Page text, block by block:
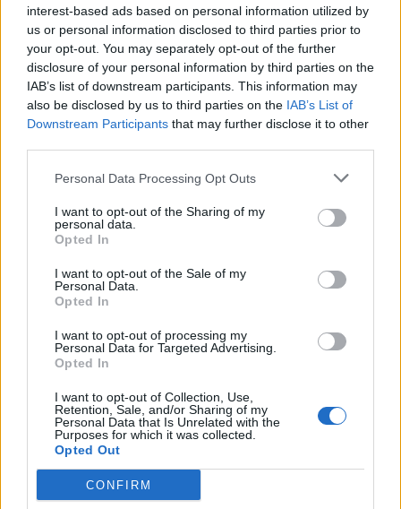
interest-based ads based on personal information utilized by
us or personal information disclosed to third parties prior to
your opt-out. You may separately opt-out of the further
disclosure of your personal information by third parties on the
IAB’s list of downstream participants. This information may
also be disclosed by us to third parties on the IAB’s List of
Downstream Participants that may further disclose it to other
Personal Data Processing Opt Outs
I want to opt-out of the Sharing of my
personal data.
Opted In
I want to opt-out of the Sale of my
Personal Data.
Opted In
I want to opt-out of processing my
Personal Data for Targeted Advertising.
Opted In
I want to opt-out of Collection, Use,
Retention, Sale, and/or Sharing of my
Personal Data that Is Unrelated with the
Purposes for which it was collected.
Opted Out
CONFIRM
Σελιδοποίηση
Προηγούμενη σελίδα
Current page
1 Next page
Ροή ειδήσεων
09:00
ΗΠΑ: Ένας νεκρός από τις πυρκαγιές στην Καλιφόρνια
09:00
Η νέα εποχή της επιχειρηματικής χρηματοδότησης και η
08:54
μαέστρο, ένα μεγάλο δάσκαλο
08:50
Αίγιο: Νεκρός 52χρονος οδηγός λεωφορείου, υπέστη
καρδιακό επεισόδιο στο τιμόνι